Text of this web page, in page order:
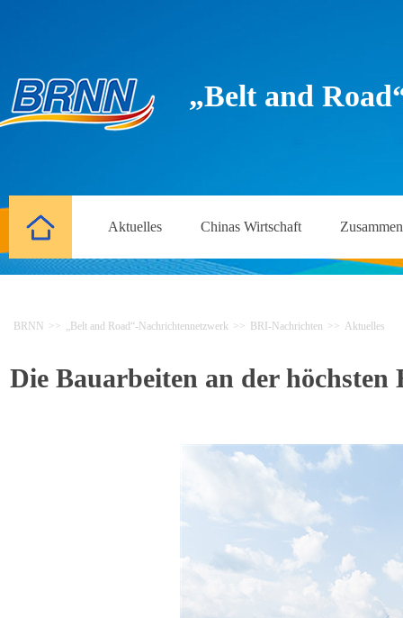
„Belt and
Aktuelles Chinas Wirtschaft
BRNN >> „Belt and Road“-Nachrichtennetzwerk >> BRI-Nachrichten >> Aktuelles
Die Bauarbeiten an der höchsten